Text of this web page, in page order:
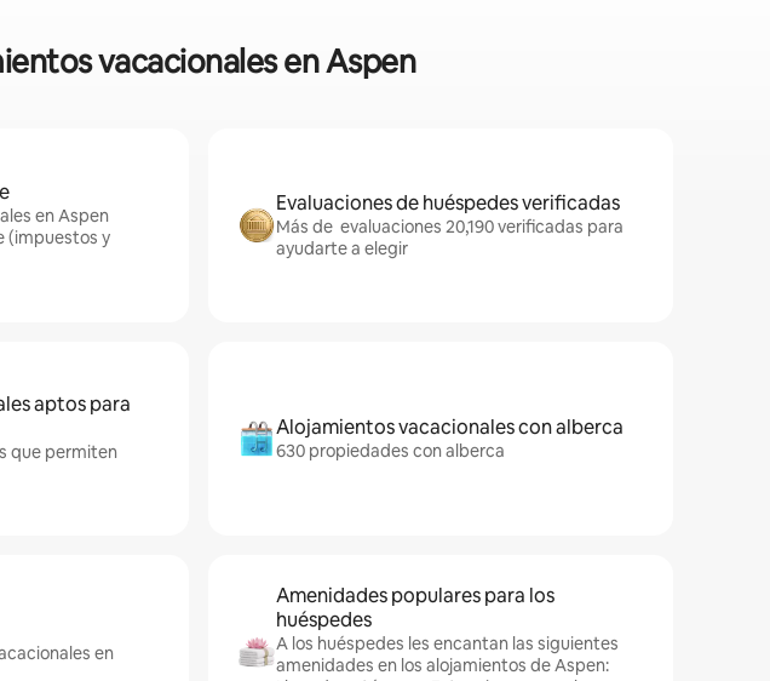
vacacionales en Aspen
en Aspen
(impuestos y
Evaluaciones de huéspedes verificadas
Más de evaluaciones 20,190 verificadas para
ayudarte a elegir
aptos para
que permiten
Alojamientos vacacionales con alberca
630 propiedades con alberca
en
Amenidades populares para los
huéspedes
A los huéspedes les encantan las siguientes
amenidades en los alojamientos de Aspen: